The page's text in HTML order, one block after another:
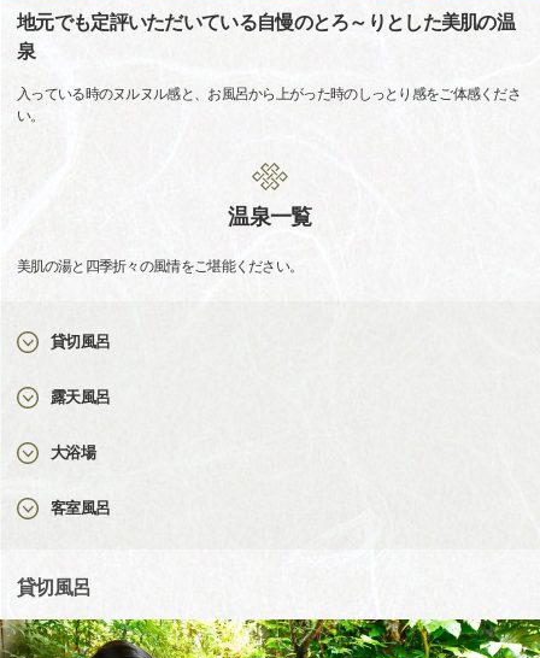
地元でも定評いただいている自慢のとろ～りとした美肌の温
泉
入っている時のヌルヌル感と、お風呂から上がった時のしっとり感をご体感くださ
い。
温泉一覧
美肌の湯と四季折々の風情をご堪能ください。
貸切風呂
露天風呂
大浴場
客室風呂
貸切風呂